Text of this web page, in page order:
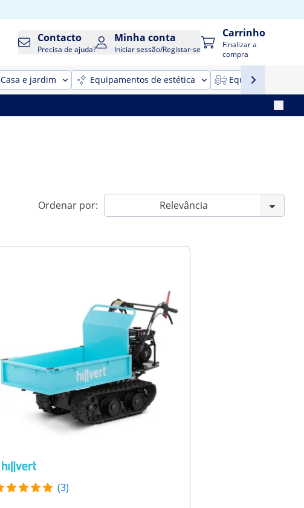
Contacto
Precisa de ajuda?
Minha conta
Iniciar sessão/Registar-se
Carrinho
Finalizar a
compra
Casa e jardim Equipamentos de estética Equipamentos
Ordenar por:
(3)